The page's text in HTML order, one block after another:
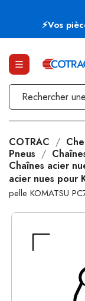
⚡Vos
COTRAC
Pneus
Chaînes acier
acier nues pour
pelle KOMATSU